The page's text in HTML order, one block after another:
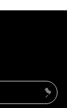
Invia